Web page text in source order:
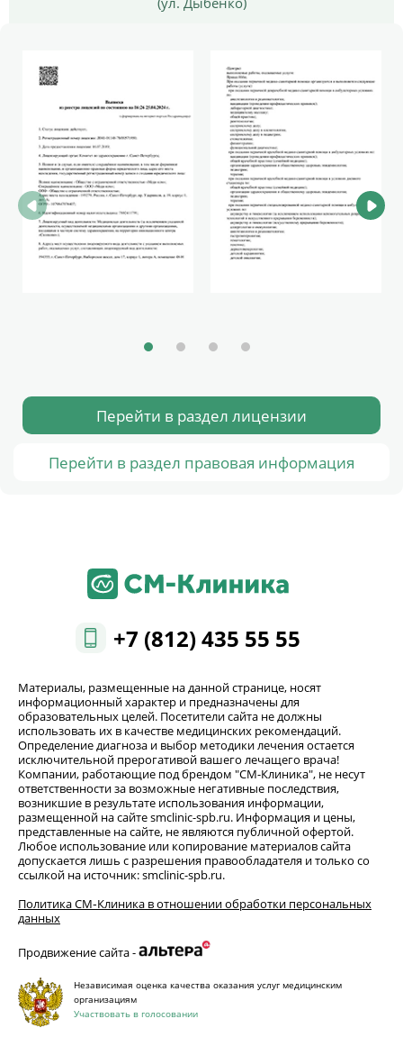
Перейти в раздел лицензии
Перейти в раздел правовая информация
+7 (812) 435 55 55
Материалы, размещенные на данной странице, носят
информационный характер и предназначены для
образовательных целей. Посетители сайта не должны
использовать их в качестве медицинских рекомендаций.
Определение диагноза и выбор методики лечения остается
исключительной прерогативой вашего лечащего врача!
Компании, работающие под брендом "СМ-Клиника", не несут
ответственности за возможные негативные последствия,
возникшие в результате использования информации,
размещенной на сайте smclinic-spb.ru. Информация и цены,
представленные на сайте, не являются публичной офертой.
Любое использование или копирование материалов сайта
допускается лишь с разрешения правообладателя и только со
ссылкой на источник: smclinic-spb.ru.
Политика СМ‑Клиника в отношении обработки персональных
данных
Продвижение сайта -
Независимая оценка качества оказания услуг медицинским
организациям
Участвовать в голосовании